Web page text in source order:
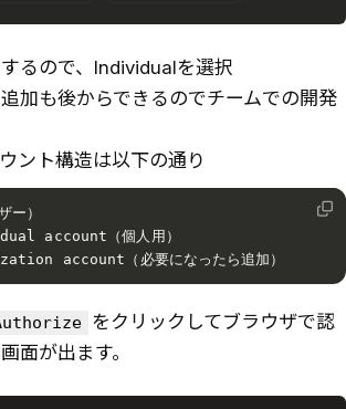
るので、Individualを選択
加も後からできるのでチームでの開発
ント構造は以下の通り
ー）
account（個人用）
account（必要になったら追加）
をクリックしてブラウザで認
面が出ます。